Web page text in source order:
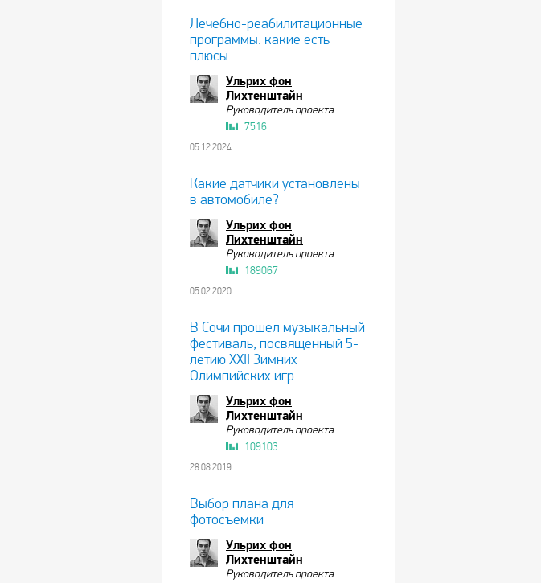
Лечебно-реабилитационные
программы: какие есть
плюсы
Ульрих фон
Лихтенштайн
Руководитель проекта
7516
05.12.2024
Какие датчики установлены
в автомобиле?
Ульрих фон
Лихтенштайн
Руководитель проекта
189067
05.02.2020
В Сочи прошел музыкальный
фестиваль, посвященный 5-
летию XXII Зимних
Олимпийских игр
Ульрих фон
Лихтенштайн
Руководитель проекта
109103
28.08.2019
Выбор плана для
фотосъемки
Ульрих фон
Лихтенштайн
Руководитель проекта